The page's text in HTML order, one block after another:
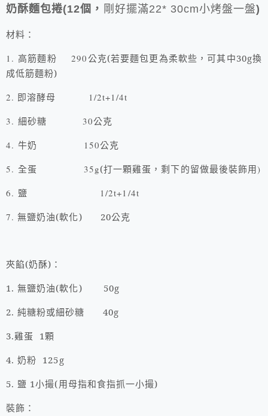
奶酥麵包捲(12個， 剛好擺滿22* 30cm小烤盤一盤)
材料：
1. 高筋麵粉 290 公克(若要麵包更為柔軟些，可其中30g換
成低筋麵粉)
2. 即溶酵母 1/2t+1/4t
3.細砂糖 30公克
4.牛奶 150公克
5.全蛋 35g(打一顆雞蛋，剩下的留做最後裝飾用)
6. 鹽 1/2t+1/4t
7. 無鹽奶油(軟化) 20公克
夾餡(奶酥) ：
1.無鹽奶油(軟化) 50g
2.純糖粉或細砂糖 40g
3.雞蛋 1顆
4.奶粉 125g
5. 鹽 1小撮(用母指和食指抓一小撮)
裝飾：